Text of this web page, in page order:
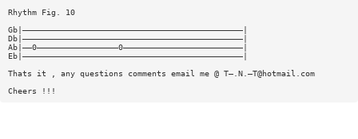
Rhythm Fig. 10
Gb|——————————————————————————————————————————————|
Db|——————————————————————————————————————————————|
Ab|——0—————————————————0—————————————————————————|
Eb|——————————————————————————————————————————————|
Thats it , any questions comments email me @ T—.N.—T@hotmail.com
Cheers !!!